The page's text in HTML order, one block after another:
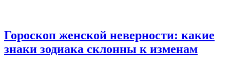
Гороскоп женской неверности: какие
знаки зодиака склонны к изменам